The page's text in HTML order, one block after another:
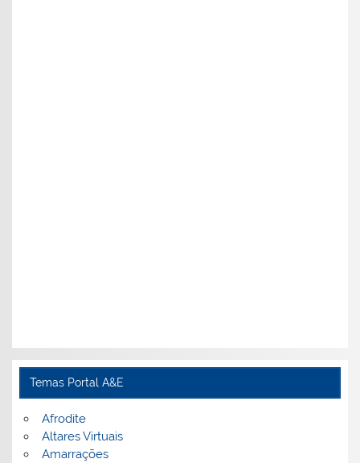
Temas Portal A&E
Afrodite
Altares Virtuais
Amarrações